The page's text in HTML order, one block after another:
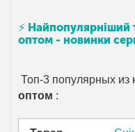
⚡ Найпопулярніший
оптом - новинки
Топ-3 популярных из
оптом :